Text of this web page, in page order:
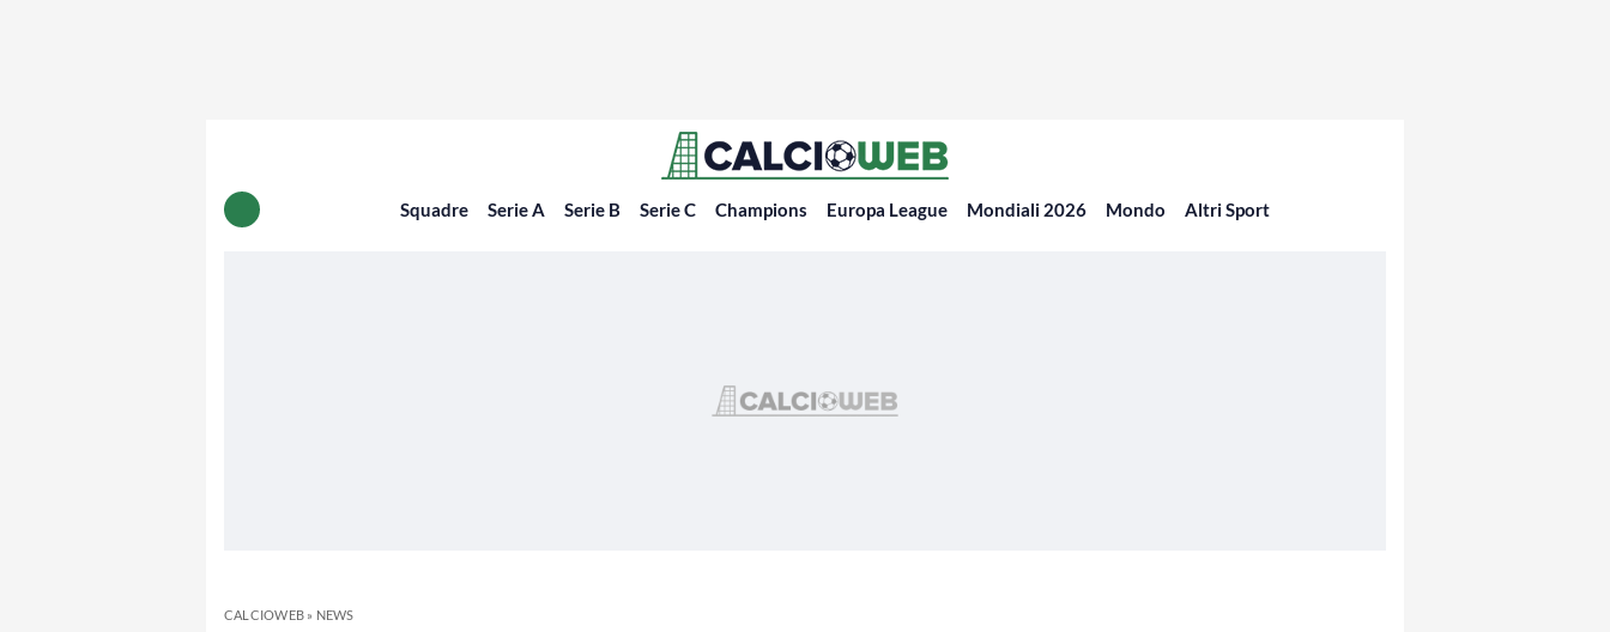
Squadre Serie A Serie B Serie C Champions Europa League Mondiali 2026 Mondo Altri Sport
CALCIOWEB» NEWS